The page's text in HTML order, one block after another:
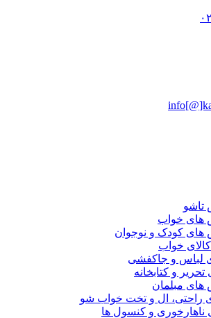
های خواب
کودک و نوجوان
خواب
لباس و جاکفشی
و کتابخانه
مبلمان
راحتی، ال و تخت خواب شو
ناهارخوری و کنسول ها